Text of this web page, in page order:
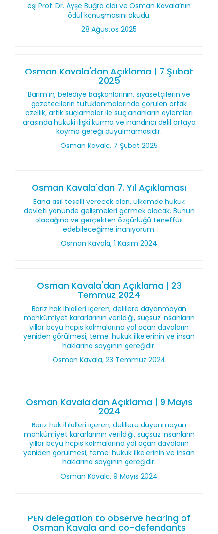
eşi Prof. Dr. Ayşe Buğra aldı ve Osman Kavala’nın
ödül konuşmasını okudu.
28 Ağustos 2025
Osman Kavala'dan Açıklama | 7 Şubat
2025
Barım’ın, belediye başkanlarının, siyasetçilerin ve
gazetecilerin tutuklanmalarında görülen ortak
özellik, artık suçlamalar ile suçlananların eylemleri
arasında hukuki ilişki kurma ve inandırıcı delil ortaya
koyma gereği duyulmamasıdır.
Osman Kavala, 7 Şubat 2025
Osman Kavala'dan 7. Yıl Açıklaması
Bana asıl teselli verecek olan, ülkemde hukuk
devleti yönünde gelişmeleri görmek olacak. Bunun
olacağına ve gerçekten özgürlüğü teneffüs
edebileceğime inanıyorum.
Osman Kavala, 1 Kasım 2024
Osman Kavala'dan Açıklama | 23
Temmuz 2024
Bariz hak ihlalleri içeren, delillere dayanmayan
mahkûmiyet kararlarının verildiği, suçsuz insanların
yıllar boyu hapis kalmalarına yol açan davaların
yeniden görülmesi, temel hukuk ilkelerinin ve insan
haklarına saygının gereğidir.
Osman Kavala, 23 Temmuz 2024
Osman Kavala'dan Açıklama | 9 Mayıs
2024
Bariz hak ihlalleri içeren, delillere dayanmayan
mahkûmiyet kararlarının verildiği, suçsuz insanların
yıllar boyu hapis kalmalarına yol açan davaların
yeniden görülmesi, temel hukuk ilkelerinin ve insan
haklarına saygının gereğidir.
Osman Kavala, 9 Mayıs 2024
PEN delegation to observe hearing of
Osman Kavala and co-defendants